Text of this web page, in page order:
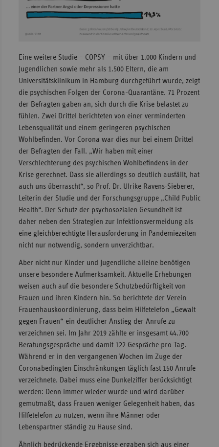
Eine weitere Studie – COPSY – mit über 1.000 Kindern und
Jugendlichen sowie mehr als 1.500 Eltern, die am
Universitätsklinikum in Hamburg durchgeführt wurde, zeigt
die psychischen Folgen der Corona-Quarantäne. 71 Prozent
der Befragten gaben an, sich durch die Krise belastet zu
fühlen. Zwei Drittel berichteten von einer verminderten
Lebensqualität und einem geringeren psychischen
Wohlbefinden. Vor Corona war dies nur bei einem Drittel
der Befragten der Fall. „Wir haben mit einer
Verschlechterung des psychischen Wohlbefindens in der
Krise gerechnet. Dass sie allerdings so deutlich ausfällt, hat
auch uns überrascht“, so Prof. Dr. Ulrike Ravens-Sieberer,
Leiterin der Studie und der Forschungsgruppe „Child Public
Health“. Der Schutz der psychosozialen Gesundheit ist
daher neben den Strategien zur Infektionsvermeidung als
eine gleichberechtigte Herausforderung in Pandemiezeiten
nicht nur notwendig, sondern unverzichtbar.
Aber nicht nur Kinder und Jugendliche alleine benötigen
unsere besondere Aufmerksamkeit. Aktuelle Erhebungen
weisen auch auf die besondere Schutzbedürftigkeit von
Frauen und ihren Kindern hin. So berichtete der Verein
Frauenhauskoordinierung, dass beim Hilfetelefon „Gewalt
gegen Frauen“ ein deutlicher Anstieg der Anrufe zu
verzeichnen sei. Im Jahr 2019 zählte er insgesamt 44.700
Beratungsgespräche und damit 122 Gespräche pro Tag.
Während er in den vergangenen Wochen im Zuge der
Coronabedingten Einschränkungen täglich fast 150 Anrufe
verzeichnete. Dabei muss eine Dunkelziffer berücksichtigt
werden: Denn immer wieder wurde und wird darüber
gemutmaßt, dass Frauen weniger Gelegenheit haben, das
Hilfetelefon zu nutzen, wenn ihre Männer oder
Lebenspartner ständig zu Hause sind.
Ähnlich bedrückende Ergebnisse ergaben sich aus einer